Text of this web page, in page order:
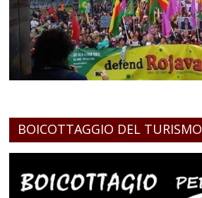
BOICOTTAGGIO DEL TURISMO